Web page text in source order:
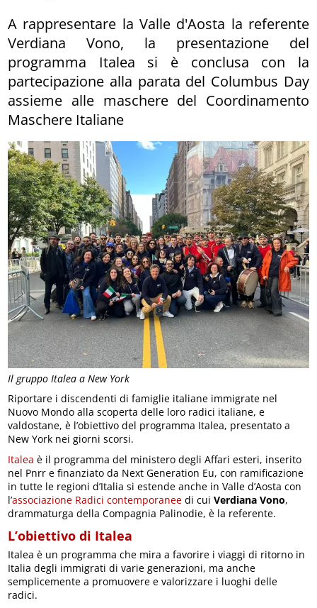
Il gruppo Italea a New York
A rappresentare la Valle d'Aosta la referente
Verdiana Vono, la presentazione del
programma Italea si è conclusa con la
partecipazione alla parata del Columbus Day
assieme alle maschere del Coordinamento
Maschere Italiane
Riportare i discendenti di famiglie italiane immigrate nel
Nuovo Mondo alla scoperta delle loro radici italiane, e
valdostane, è l’obiettivo del programma Italea, presentato a
New York nei giorni scorsi.
Italea è il programma del ministero degli Affari esteri, inserito
nel Pnrr e finanziato da Next Generation Eu, con ramificazione
in tutte le regioni d’Italia si estende anche in Valle d’Aosta con
l’associazione Radici contemporanee di cuiVerdiana Vono,
drammaturga della Compagnia Palinodie, è la referente.
L’obiettivo di Italea
Italea è un programma che mira a favorire i viaggi di ritorno in
Italia degli immigrati di varie generazioni, ma anche
semplicemente a promuovere e valorizzare i luoghi delle
radici.